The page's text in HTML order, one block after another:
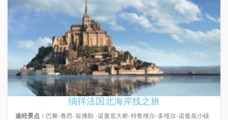
徜徉法国北海岸线之旅
途经景点： 巴黎-鲁昂-翁佛勒 -诺曼底大桥-特鲁维尔-多维尔-诺曼底小镇